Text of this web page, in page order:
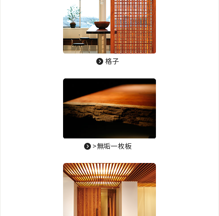
格子
>無垢一枚板